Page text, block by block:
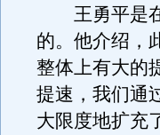
王勇平是在
的。他介绍，
整体上有大的
提速，我们通
大限度地扩充